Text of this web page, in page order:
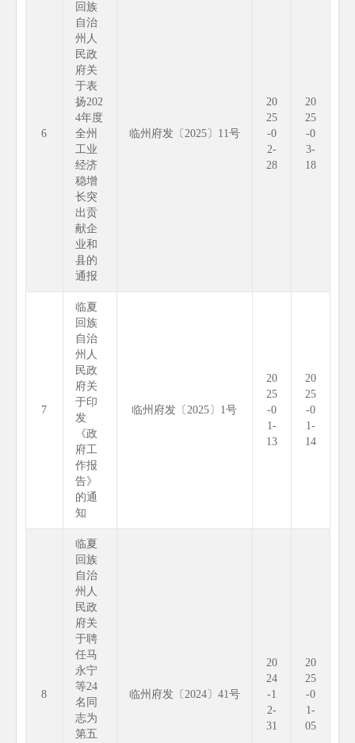
6
回族
自治
州人
民政
府关
于表
扬202
4年度
全州
工业
经济
稳增
长突
出贡
献企
业和
县的
通报
临州府发〔2025〕11号
20
25
-0
2-
28
20
25
-0
3-
18
7
临夏
回族
自治
州人
民政
府关
于印
发
《政
府工
作报
告》
的通
知
临州府发〔2025〕1号
20
25
-0
1-
13
20
25
-0
1-
14
8
临夏
回族
自治
州人
民政
府关
于聘
任马
永宁
等24
名同
志为
第五
临州府发〔2024〕41号
20
24
-1
2-
31
20
25
-0
1-
05